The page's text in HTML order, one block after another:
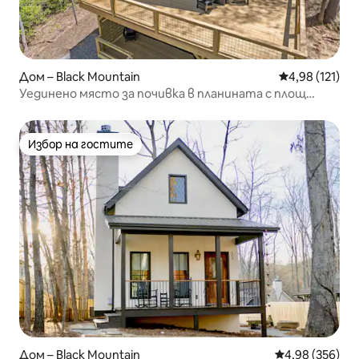
Дом – Black Mountain Средна
4,98 (121)
Уединено място за почивка в планината с площ
Избор на гостите
Избор на гостите
Дом – Black Mountain Средна
4,98 (356)